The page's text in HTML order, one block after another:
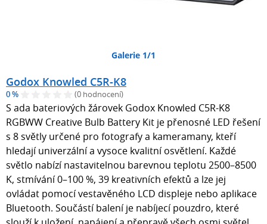
Galerie 1/1
Godox Knowled C5R-K8
0 % (0 hodnocení)
S ada bateriových žárovek Godox Knowled C5R-K8
RGBWW Creative Bulb Battery Kit je přenosné LED řešení
s 8 světly určené pro fotografy a kameramany, kteří
hledají univerzální a vysoce kvalitní osvětlení. Každé
světlo nabízí nastavitelnou barevnou teplotu 2500–8500
K, stmívání 0–100 %, 39 kreativních efektů a lze jej
ovládat pomocí vestavěného LCD displeje nebo aplikace
Bluetooth. Součástí balení je nabíjecí pouzdro, které